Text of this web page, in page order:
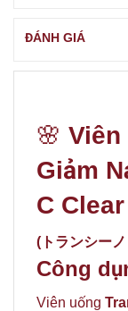
ĐÁNH GIÁ
🌸 Viên
Giảm
C
(トランシー
Công
Viên uống